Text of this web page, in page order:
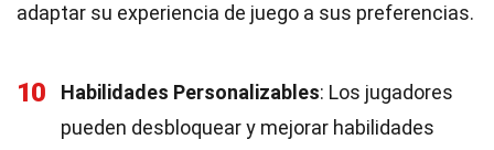
adaptar su experiencia de juego a sus preferencias.
10 Habilidades Personalizables: Los jugadores
pueden desbloquear y mejorar habilidades